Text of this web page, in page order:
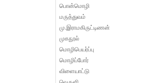
பொன்மொழி
மருத்துவம்
மு.இராமகிருட்டிணன்
முகநூல்
மொழிபெயர்ப்பு
மொழிப்போர்
விளையாட்டு